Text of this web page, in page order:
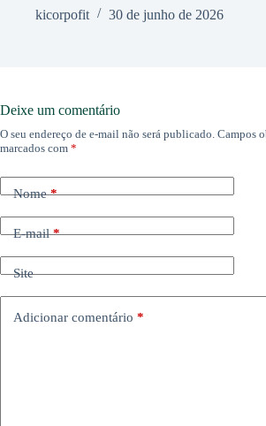
kicorpofit
30 de junho de 2026
Deixe um comentário
O seu endereço de e-mail não será publicado. Campos
marcados com *
Nome*
E-mail*
Site
Adicionar comentário *